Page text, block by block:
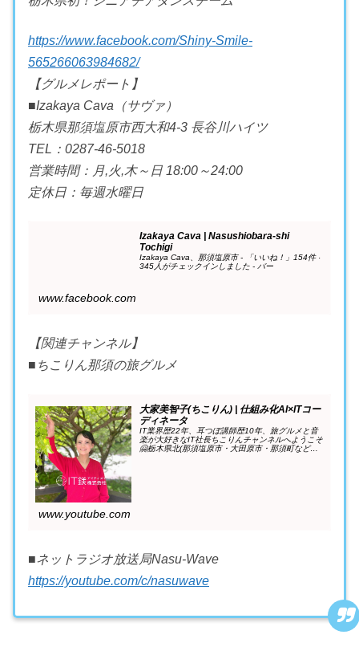
https://www.facebook.com/Shiny-Smile-
565266063984682/
【グルメレポート】
■Izakaya Cava（サヴァ）
栃木県那須塩原市西大和4-3 長谷川ハイツ
TEL：0287-46-5018
営業時間：月,火,木～日 18:00～24:00
定休日：毎週水曜日
Izakaya Cava | Nasushiobara-shi
Tochigi
Izakaya Cava、那須塩原市 - 「いいね！」154件 ·
345人がチェックインしました - バー
www.facebook.com
【関連チャンネル】
■ちこりん那須の旅グルメ
大家美智子(ちこりん) | 仕組み化AI×ITコー
ディネータ
IT業界歴22年、耳つぼ講師歴10年、旅グルメと音
楽が大好きなIT社長ちこりんチャンネルへようこそ
🤗栃木県北(那須塩原市・大田原市・那須町など）
www.youtube.com
■ネットラジオ放送局Nasu-Wave
https://youtube.com/c/nasuwave